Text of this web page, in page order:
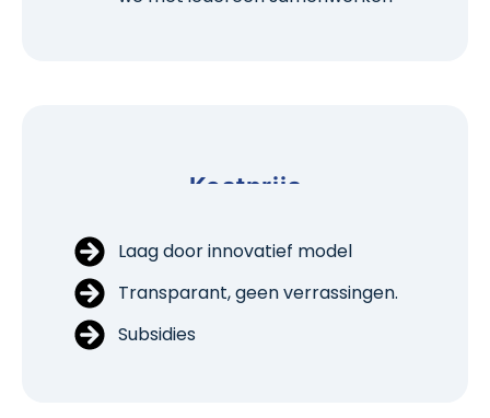
Kostprijs
Laag door innovatief model
Transparant, geen verrassingen.
Subsidies